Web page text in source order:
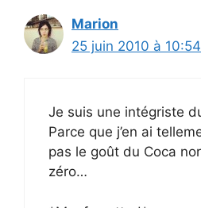
Marion
25 juin 2010 à 10:54
Je suis une intégriste
Parce que j’en ai
pas le goût du Coca
zéro…